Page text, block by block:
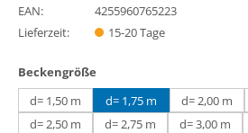
EAN:
4255960765223
Lieferzeit:
15-20 Tage
Beckengröße
d= 1,50 m
d= 1,75 m d= 2,00 m
d= 2,50 m
d= 2,75 m d= 3,00 m